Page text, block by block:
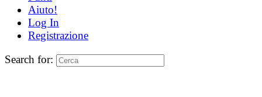
Aiuto!
Log In
Registrazione
Search for: